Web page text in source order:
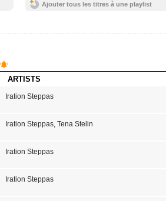
Ajouter tous les titres à une playlist
ARTISTS
Iration Steppas
Iration Steppas, Tena Stelin
Iration Steppas
Iration Steppas